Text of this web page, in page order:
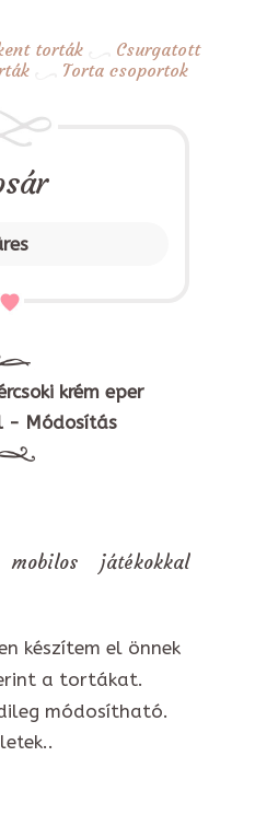
torták
Csurgatott
Torta csoportok
krém eper
- Módosítás
játékokkal
készítem el önnek
a tortákat.
módosítható.